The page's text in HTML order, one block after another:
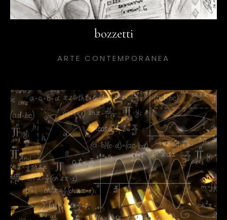
bozzetti
ARTE CONTEMPORANEA